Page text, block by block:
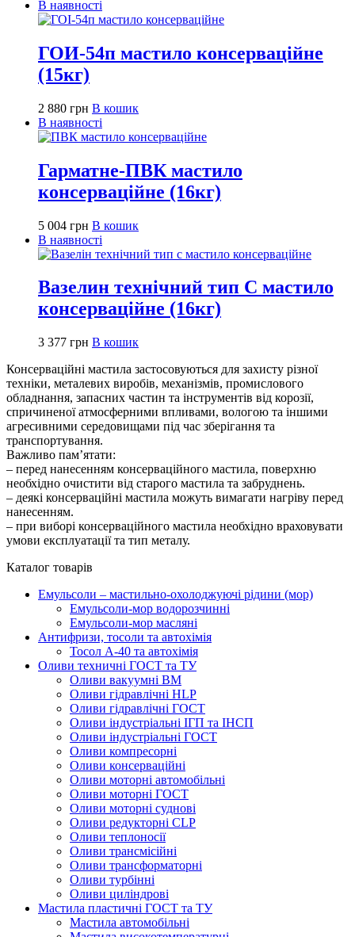
В наявності
ГОИ-54п мастило консерваційне
(15кг)
2 880 грн В кошик
В наявності
Гарматне-ПВК мастило
консерваційне (16кг)
5 004 грн В кошик
В наявності
Вазелин технічний тип С мастило
консерваційне (16кг)
3 377 грн В кошик
Консерваційні мастила застосовуються для захисту різної
техніки, металевих виробів, механізмів, промислового
обладнання, запасних частин та інструментів від корозії,
спричиненої атмосферними впливами, вологою та іншими
агресивними середовищами під час зберігання та
транспортування.
Важливо пам’ятати:
– перед нанесенням консерваційного мастила, поверхню
необхідно очистити від старого мастила та забруднень.
– деякі консерваційні мастила можуть вимагати нагріву перед
нанесенням.
– при виборі консерваційного мастила необхідно враховувати
умови експлуатації та тип металу.
Каталог товарів
Емульсоли – мастильно-охолоджуючі рідини (мор)
Емульсоли-мор водорозчинні
Емульсоли-мор масляні
Антифризи, тосоли та автохімія
Тосол А-40 та автохімія
Оливи техничні ГОСТ та ТУ
Оливи вакуумні ВМ
Оливи гідравлічні HLP
Оливи гідравлічні ГОСТ
Оливи індустріальні ІГП та ІНСП
Оливи індустріальні ГОСТ
Оливи компресорні
Оливи консерваційні
Оливи моторні автомобільні
Оливи моторні ГОСТ
Оливи моторні суднові
Оливи редукторні CLP
Оливи теплоносії
Оливи трансмісійні
Оливи трансформаторні
Оливи турбінні
Оливи циліндрові
Мастила пластичні ГОСТ та ТУ
Мастила автомобільні